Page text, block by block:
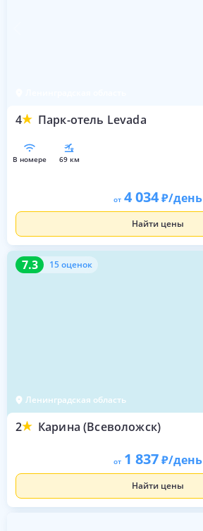
4 Парк-отель Levada
в номере 69 км
от 4 034 /день
Найти цены
7.3 15 оценок
Ленинградская область
2 Карина (Всеволожск)
7.3 15 оценок
от 1 837 /день
Найти цены